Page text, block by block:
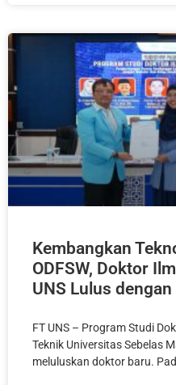
Kembangkan
ODFSW, Doktor
UNS Lulus
FT UNS – Program Studi
Teknik Universitas Sebelas
meluluskan doktor baru.